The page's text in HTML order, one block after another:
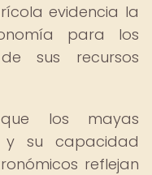
evidencia la
para los
sus recursos
los mayas
y su capacidad
reflejan